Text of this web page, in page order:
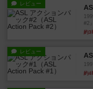
レビュー
#2
約3
レビュー
約4